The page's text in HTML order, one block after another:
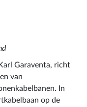
Garaventa, richt
van
In
op de